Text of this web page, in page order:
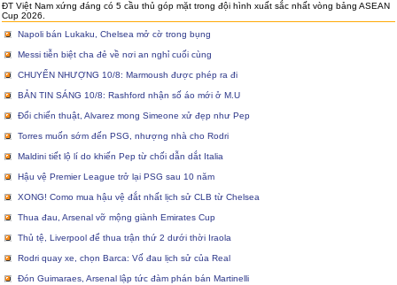
ĐT Việt Nam xứng đáng có 5 cầu thủ góp mặt trong đội hình xuất sắc nhất vòng bảng ASEAN
Cup 2026.
Napoli bán Lukaku, Chelsea mở cờ trong bụng
Messi tiễn biệt cha đẻ về nơi an nghỉ cuối cùng
CHUYỂN NHƯỢNG 10/8: Marmoush được phép ra đi
BẢN TIN SÁNG 10/8: Rashford nhận số áo mới ở M.U
Đổi chiến thuật, Alvarez mong Simeone xử đẹp như Pep
Torres muốn sớm đến PSG, nhượng nhà cho Rodri
Maldini tiết lộ lí do khiến Pep từ chối dẫn dắt Italia
Hậu vệ Premier League trở lại PSG sau 10 năm
XONG! Como mua hậu vệ đắt nhất lịch sử CLB từ Chelsea
Thua đau, Arsenal vỡ mộng giành Emirates Cup
Thủ tệ, Liverpool để thua trận thứ 2 dưới thời Iraola
Rodri quay xe, chọn Barca: Vố đau lịch sử của Real
Đón Guimaraes, Arsenal lập tức đàm phán bán Martinelli